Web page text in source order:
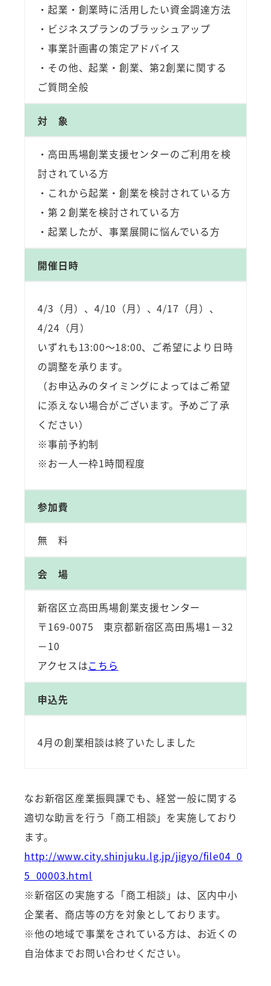
・起業・創業時に活用したい資金調達方法
・ビジネスプランのブラッシュアップ
・事業計画書の策定アドバイス
・その他、起業・創業、第2創業に関する
ご質問全般
対 象
・高田馬場創業支援センターのご利用を検
討されている方
・これから起業・創業を検討されている方
・第２創業を検討されている方
・起業したが、事業展開に悩んでいる方
開催日時
4/3（月）、4/10（月）、4/17（月）、
4/24（月）
いずれも13:00～18:00、ご希望により日時
の調整を承ります。
（お申込みのタイミングによってはご希望
に添えない場合がございます。予めご了承
ください）
※事前予約制
※お一人一枠1時間程度
参加費
無 料
会 場
新宿区立高田馬場創業支援センター
〒169-0075 東京都新宿区高田馬場1－32
－10
アクセスはこちら
申込先
4月の創業相談は終了いたしました
なお新宿区産業振興課でも、経営一般に関する
適切な助言を行う「商工相談」を実施しており
ます。
http://www.city.shinjuku.lg.jp/jigyo/file04_0
5_00003.html
※新宿区の実施する「商工相談」は、区内中小
企業者、商店等の方を対象としております。
※他の地域で事業をされている方は、お近くの
自治体までお問い合わせください。